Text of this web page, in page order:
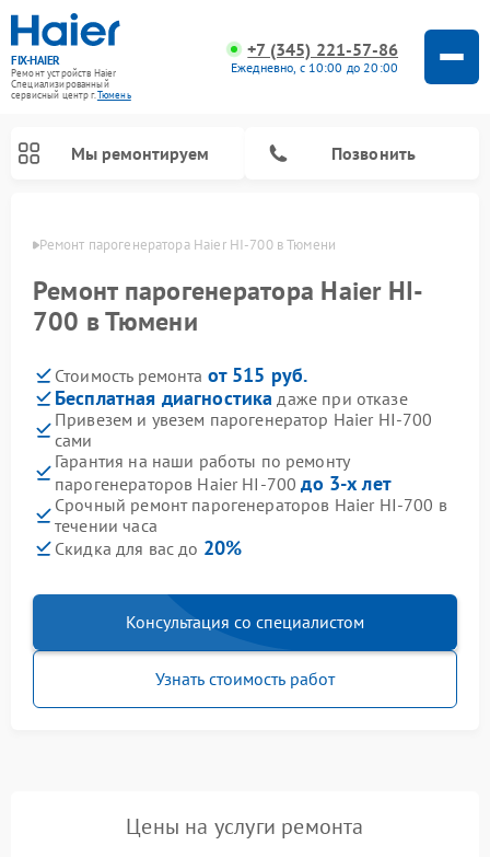
FIX-HAIER
Ремонт устройств Haier
Специализированный
cервисный центр г.Тюмень
+7 (345) 221-57-86
Ежедневно, с 10:00 до 20:00
Мы ремонтируем Позвонить
Ремонт парогенератора Haier HI-700 в Тюмени
Ремонт парогенератора Haier HI-
700 в Тюмени
Стоимость ремонта от 515 руб.
Бесплатная диагностика даже при отказе
Привезем и увезем парогенератор Haier HI-700
сами
Гарантия на наши работы по ремонту
парогенераторов Haier HI-700до 3-х лет
Срочный ремонт парогенераторов Haier HI-700 в
течении часа
Скидка для вас до 20%
Консультация со специалистом
Узнать стоимость работ
Цены на услуги ремонта